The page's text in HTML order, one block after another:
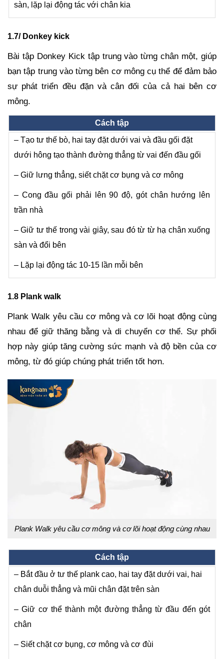
sàn, lặp lại động tác với chân kia
1.7/ Donkey kick
Bài tập Donkey Kick tập trung vào từng chân một, giúp
bạn tập trung vào từng bên cơ mông cụ thể để đảm bảo
sự phát triển đều đặn và cân đối của cả hai bên cơ
mông.
Cách tập
– Tạo tư thế bò, hai tay đặt dưới vai và đầu gối đặt
dưới hông tạo thành đường thẳng từ vai đến đầu gối
– Giữ lưng thẳng, siết chặt cơ bụng và cơ mông
– Cong đầu gối phải lên 90 độ, gót chân hướng lên
trần nhà
– Giữ tư thế trong vài giây, sau đó từ từ hạ chân xuống
sàn và đổi bên
– Lặp lại động tác 10-15 lần mỗi bên
1.8 Plank walk
Plank Walk yêu cầu cơ mông và cơ lõi hoạt động cùng
nhau để giữ thăng bằng và di chuyển cơ thể. Sự phối
hợp này giúp tăng cường sức mạnh và độ bền của cơ
mông, từ đó giúp chúng phát triển tốt hơn.
Plank Walk yêu cầu cơ mông và cơ lõi hoạt động cùng nhau
Cách tập
– Bắt đầu ở tư thế plank cao, hai tay đặt dưới vai, hai
chân duỗi thẳng và mũi chân đặt trên sàn
– Giữ cơ thể thành một đường thẳng từ đầu đến gót
chân
– Siết chặt cơ bụng, cơ mông và cơ đùi